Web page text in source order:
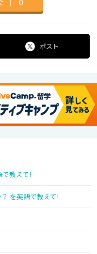
ポスト
教えて!
を英語で教えて!